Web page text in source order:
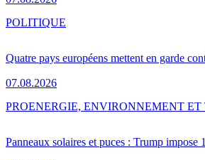
Quatre pays européens mettent en garde
07.08.2026
POLITIQUE
Panneaux solaires et puces : Trump
PROENERGIE, ENVIRONNEMENT ET